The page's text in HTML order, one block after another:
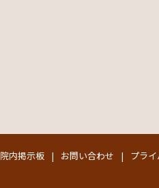
院内掲示板 お問い合わせ プラ